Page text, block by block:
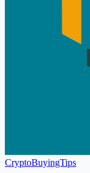
CryptoBuyingTips